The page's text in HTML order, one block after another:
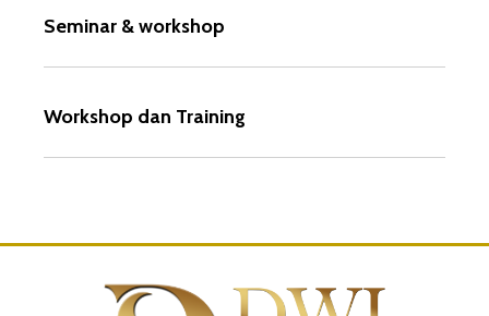
Seminar & workshop
Workshop dan Training